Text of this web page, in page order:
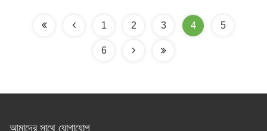
1 2 3 4 5
6
আমাদের সাথে যোগাযোগ